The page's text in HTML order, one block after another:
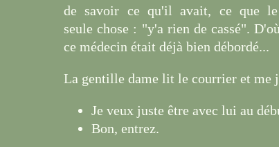
de savoir ce qu'il avait, ce que
seule chose : "y'a rien de cassé".
ce médecin était déjà bien débordé...
La gentille dame lit le courrier et me
Je veux juste être avec lui au
Bon, entrez.